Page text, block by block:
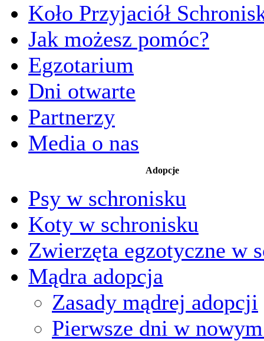
Koło Przyjaciół
Jak możesz pomóc?
Egzotarium
Dni otwarte
Partnerzy
Media o nas
Adopcje
Psy w schronisku
Koty w schronisku
Zwierzęta egzotyczne w
Mądra adopcja
Zasady mądrej adopcji
Pierwsze dni w